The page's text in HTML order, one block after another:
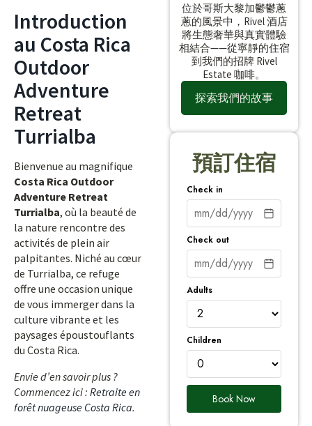
Introduction
au Costa Rica
Outdoor
Adventure
Retreat
Turrialba
Bienvenue au magnifique
Costa Rica Outdoor
Adventure Retreat
Turrialba, où la beauté de
la nature rencontre des
activités de plein air
palpitantes. Niché au cœur
de Turrialba, ce refuge
offre une occasion unique
de vous immerger dans la
culture vibrante et les
paysages époustouflants
du Costa Rica.
Envie d’en savoir plus ?
Commencez ici : Retraite en
forêt nuageuse Costa Rica.
位於哥斯大黎加鬱鬱蔥
蔥的風景中，Rivel 酒店
將生態奢華與真實體驗
相結合——從寧靜的住宿
到我們的招牌 Rivel
Estate 咖啡。
探索我們的故事
預訂住宿
Check in
Check out
Adults
Children
Book Now